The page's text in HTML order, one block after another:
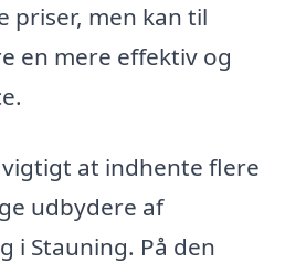
priser, men kan til
en mere effektiv og
at indhente flere
udbydere af
i Stauning. På den